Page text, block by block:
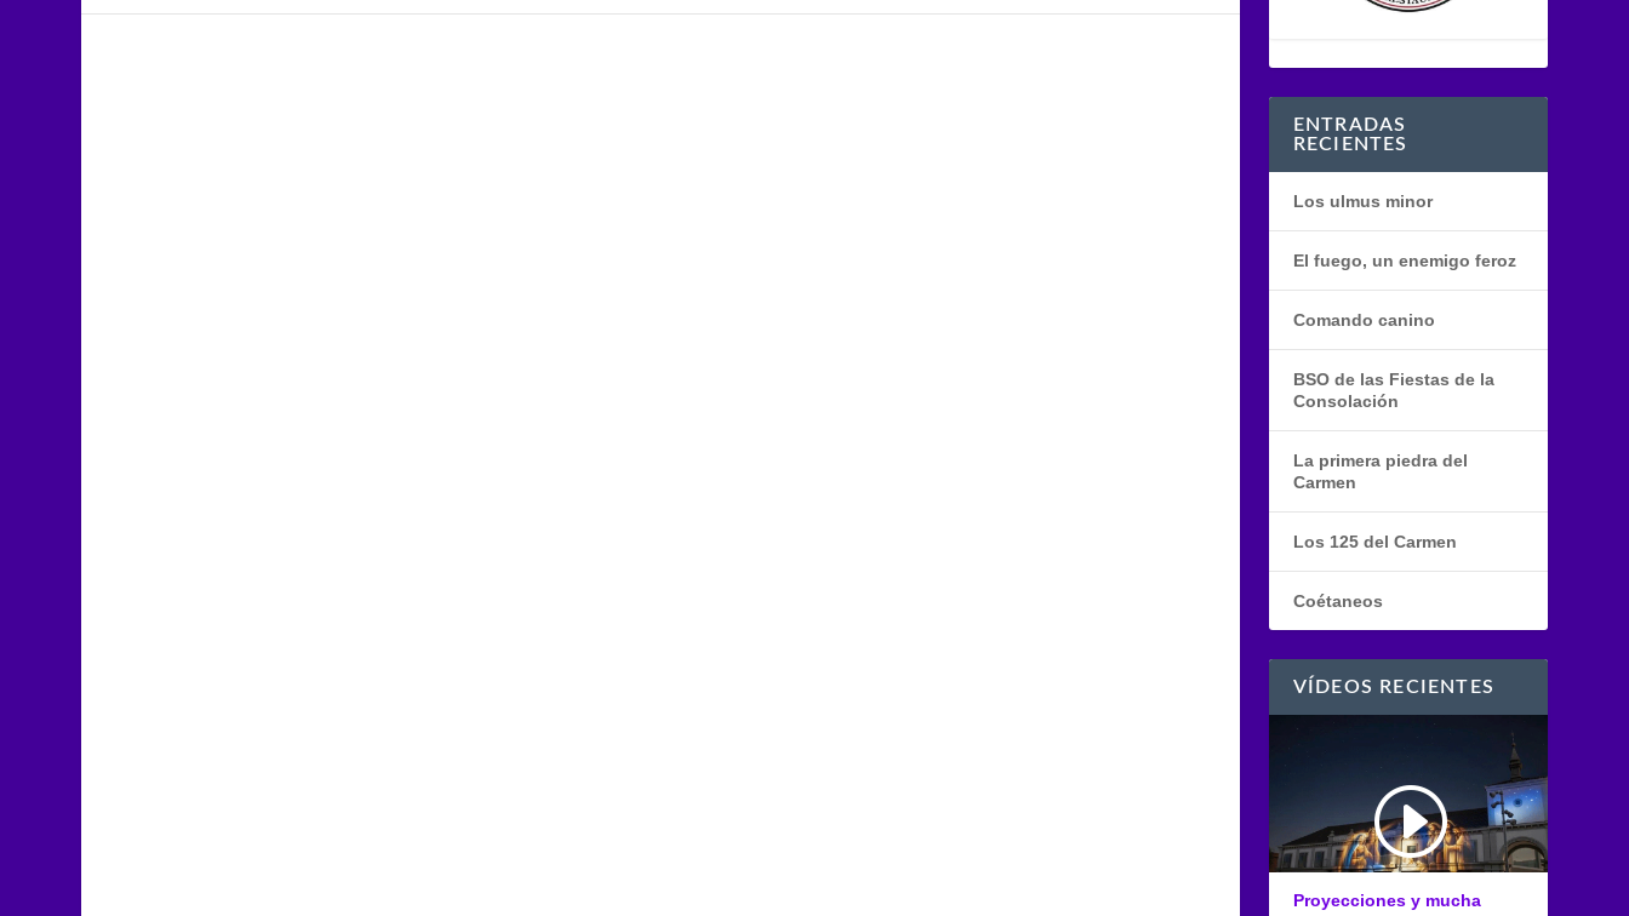
ENTRADAS
RECIENTES
Los ulmus minor
El fuego, un enemigo feroz
Comando canino
BSO de las Fiestas de la
Consolación
La primera piedra del
Carmen
Los 125 del Carmen
Coétaneos
VÍDEOS RECIENTES
Proyecciones y mucha